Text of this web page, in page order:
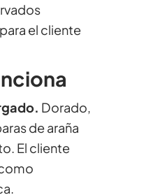
el cliente
Dorado,
de araña
El cliente